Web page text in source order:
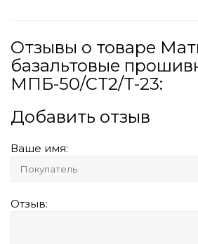
Отзывы о товаре
базальтовые
МПБ-50/СТ2/Т-23:
Добавить отзыв
Ваше имя:
Отзыв: